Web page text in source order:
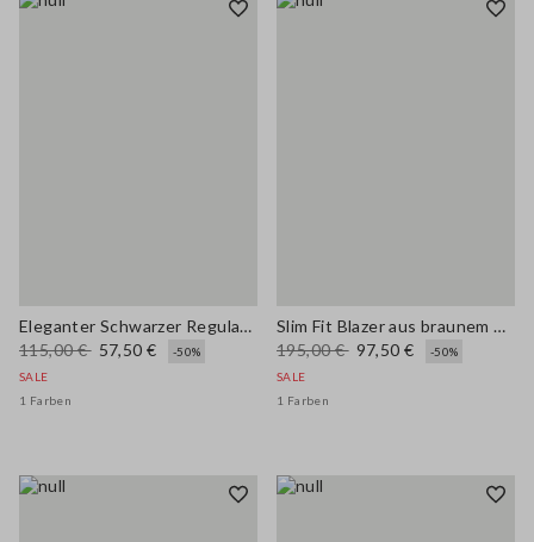
Eleganter Schwarzer Regular Fit Blazer mit Futter
115,00 € 57,50 €
-50%
SALE
1 Farben
Slim Fit Blazer aus braunem Viskose-Mix
195,00 € 97,50 €
-50%
SALE
1 Farben